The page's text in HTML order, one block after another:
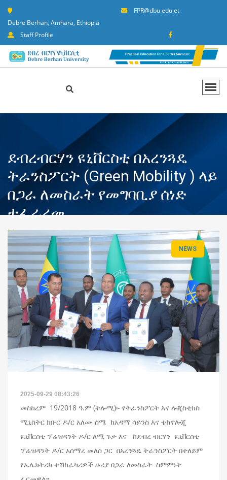
Debre Berhan, Amhara, Ethiopia
FPR@dbu.edu.et
Staff Profile
ደብረብርሃን ዩኒቨርስቲ በአረንጓዴ
ትራንስፖርት (Green Mobility ) ላይ
በጋራ ለመስራት የመግባቢያ ሰነድ
ተፈራረመ
News Details
NEWS
2025-09-29 08:43:26
መስከረም 19/2018 ዓ.ም (ትሎሚ)፡- የትራንስፖርት እና ሎጂስቲክስ
ሚኒስትር ክቡር ዶ/ር አለሙ ስሜ ከአዳማ ሳይንስ እና ቴክኖሎጂ
ዪኒቨርስቲ ፕሬዝዳንት ዶ/ር ለሚ ጉታ እና ከደብረ ብርሃን ዪኒቨርስቲ
ፕሬዝዳንት ዶ/ር አሰማረ መለሰ ጋር በአረንጓዴ ትራንስፖርት በተለይም
የኤሌክትሪክ ተሽከራካሪዎች ዙሪያ በጋራ ለመስራት ስምምነት